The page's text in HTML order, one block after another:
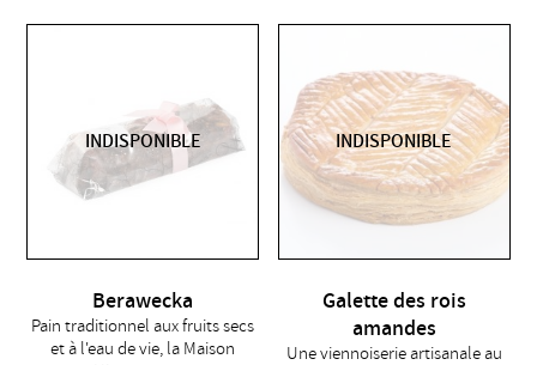
INDISPONIBLE
Berawecka
Pain traditionnel aux fruits secs
et à l'eau de vie, la Maison
INDISPONIBLE
Galette des rois
amandes
Une viennoiserie artisanale au